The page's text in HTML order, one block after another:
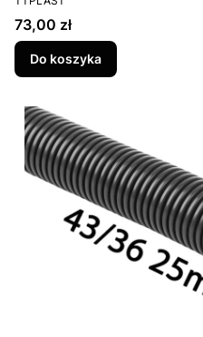
Cena
73,00 zł
Do koszyka